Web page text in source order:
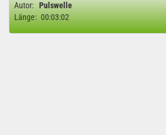
Autor: Pulswelle
Länge: 00:03:02